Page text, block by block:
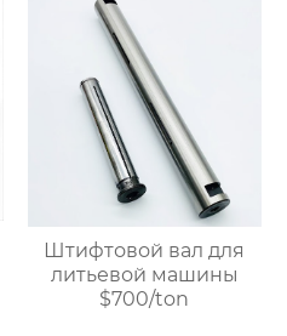
Штифтовой вал для
литьевой машины
$700/ton